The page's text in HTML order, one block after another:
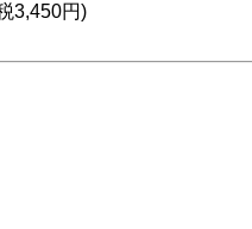
3,450円)